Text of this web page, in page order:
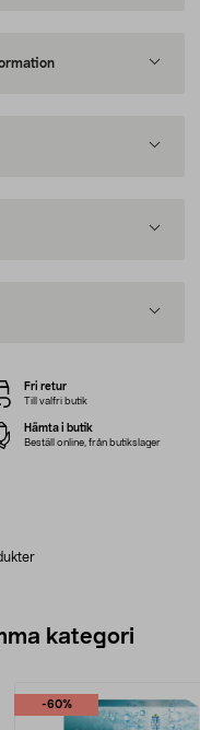
Fri retur
Till valfri butik
Hämta i butik
Beställ online, från butikslager
kategori
-60%